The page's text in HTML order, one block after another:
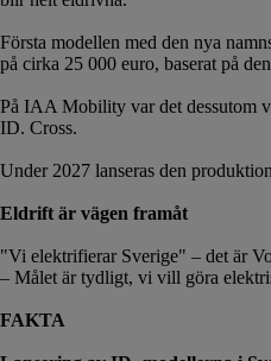
Första modellen med den nya
på cirka 25 000 euro, baserat på
På IAA Mobility var det dessutom
ID. Cross.
Under 2027 lanseras den
Eldrift är vägen framåt
"Vi elektrifierar Sverige" – det är
– Målet är tydligt, vi vill göra
FAKTA